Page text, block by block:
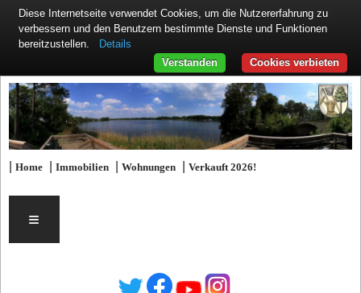
|Home |Immobilien |Wohnungen |Verkauft 2026!
≡
Diese Internetseite verwendet Cookies, um die Nutzererfahrung zu
verbessern und den Benutzern bestimmte Dienste und Funktionen
bereitzustellen.
Details
Cookies verbieten
Verstanden